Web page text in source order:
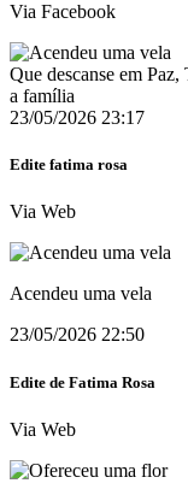
Via Facebook
Que descanse em Paz,
a família
23/05/2026 23:17
Edite fatima rosa
Via Web
Acendeu uma vela
23/05/2026 22:50
Edite de Fatima Rosa
Via Web